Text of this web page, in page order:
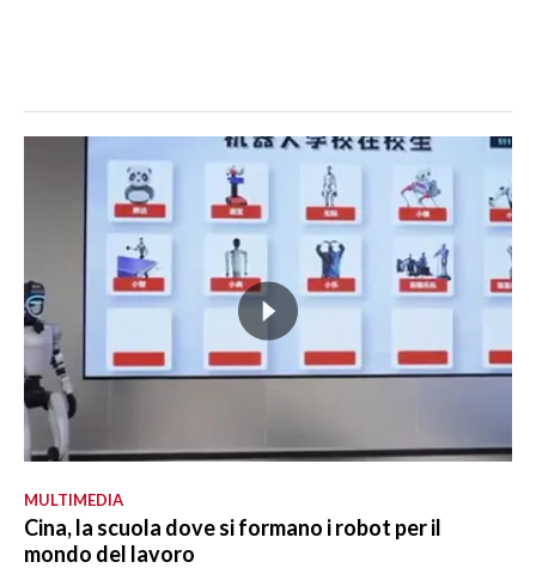
MULTIMEDIA
Cina, la scuola dove si formano i robot per il
mondo del lavoro